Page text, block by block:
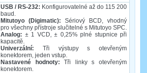
USB / RS-232: Konfigurovatelné až do 115 200
baud.
Mitutoyo (Digimatic): Sériový BCD, vhodný
pro všechny přístroje slučitelné s Mitutoyo SPC.
Analog: ± 1 VCD, ± 0,25% plné stupnice při
kapacitě.
Univerzální: Tři výstupy s otevřeným
konektorem, jeden vstup.
Nastavené hodnoty: Tři linky s otevřeným
konektorem.